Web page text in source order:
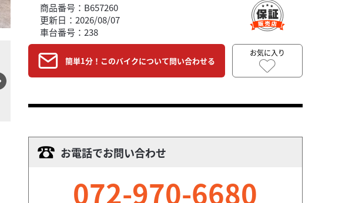
商品番号：B657260
更新日：2026/08/07
車台番号：238
簡単1分！このバイクについて問い合わせる
お気に入り
お電話でお問い合わせ
072-970-6680